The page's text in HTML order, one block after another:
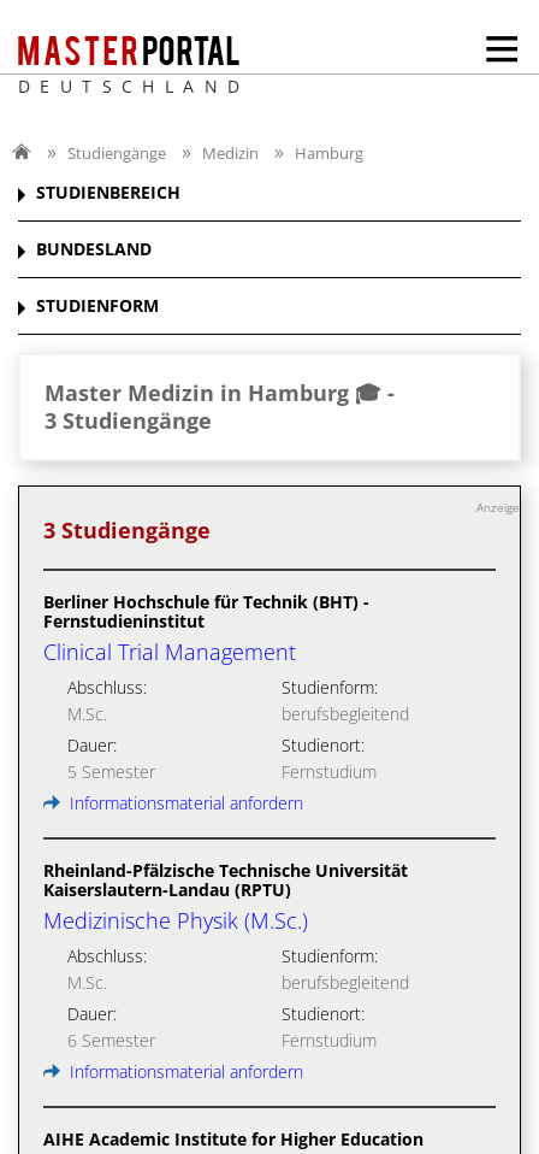
DEUTSCHLAND
Studiengänge Medizin Hamburg
STUDIENBEREICH
BUNDESLAND
STUDIENFORM
Master Medizin in Hamburg 🎓 -
3 Studiengänge
Anzeige
3 Studiengänge
Berliner Hochschule für Technik (BHT) -
Fernstudieninstitut
Clinical Trial Management
Abschluss:
M.Sc.
Studienform:
berufsbegleitend
Dauer:
5 Semester
Studienort:
Fernstudium
Informationsmaterial anfordern
Rheinland-Pfälzische Technische Universität
Kaiserslautern-Landau (RPTU)
Medizinische Physik (M.Sc.)
Abschluss:
M.Sc.
Studienform:
berufsbegleitend
Dauer:
6 Semester
Studienort:
Fernstudium
Informationsmaterial anfordern
AIHE Academic Institute for Higher Education